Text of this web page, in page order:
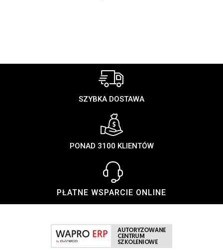
SZYBKA DOSTAWA
PONAD 3100 KLIENTÓW
PŁATNE WSPARCIE ONLINE